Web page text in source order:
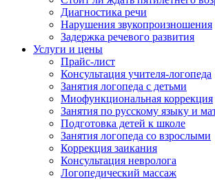
Диагностика речи
Нарушения звукопроизношения
Задержка речевого развития
Услуги и цены
Прайс-лист
Консультация учителя-логопеда
Занятия логопеда с детьми
Миофункциональная коррекция
Занятия по русскому языку и
Подготовка детей к школе
Занятия логопеда со взрослыми
Коррекция заикания
Консультация невролога
Логопедический массаж